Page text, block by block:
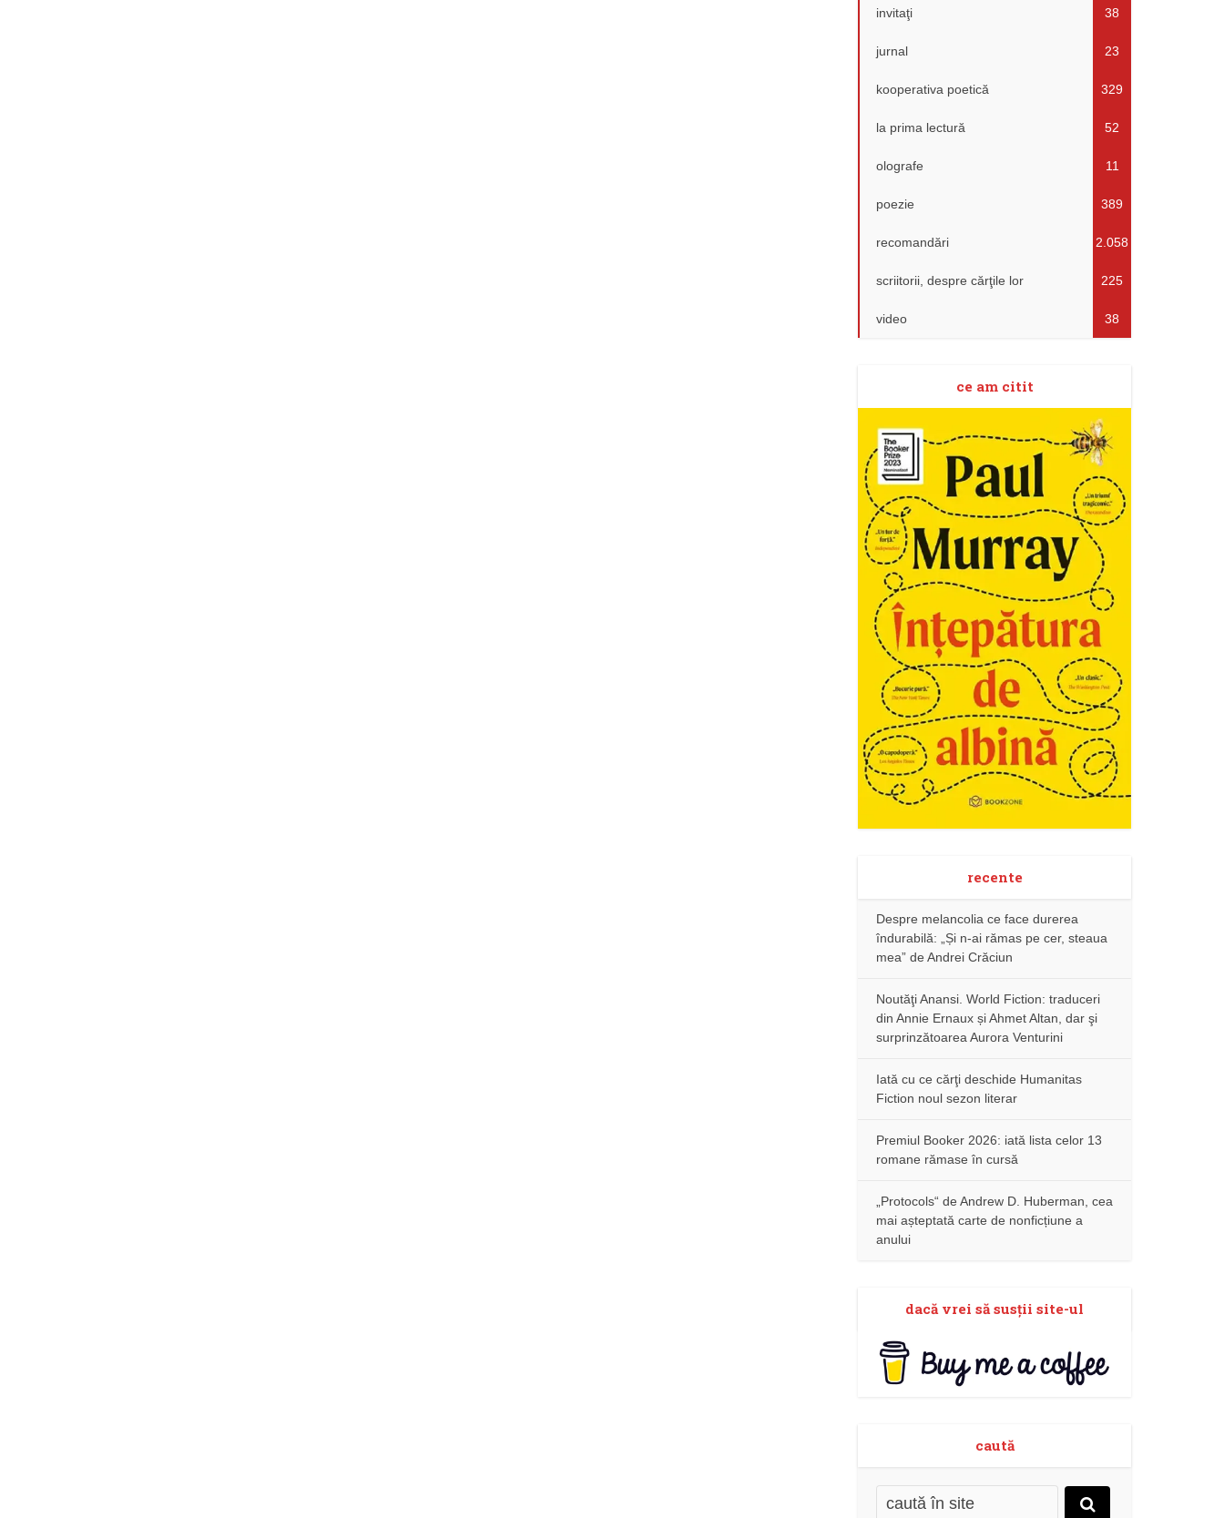
invitaţi 38
jurnal 23
kooperativa poetică 329
la prima lectură 52
olografe 11
poezie 389
recomandări 2.058
scriitorii, despre cărţile lor 225
video 38
ce am citit
recente
Despre melancolia ce face durerea
îndurabilă: „Și n-ai rămas pe cer, steaua
mea” de Andrei Crăciun
Noutăţi Anansi. World Fiction: traduceri
din Annie Ernaux și Ahmet Altan, dar şi
surprinzătoarea Aurora Venturini
Iată cu ce cărţi deschide Humanitas
Fiction noul sezon literar
Premiul Booker 2026: iată lista celor 13
romane rămase în cursă
„Protocols“ de Andrew D. Huberman, cea
mai așteptată carte de nonficțiune a
anului
dacă vrei să susţii site-ul
caută